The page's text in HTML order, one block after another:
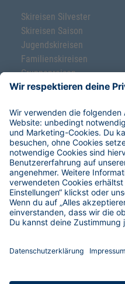
Skireisen Silvester
Skireisen Saison
Jugendskireisen
Familienskireisen
Gruppenreisen
Ski-Klassenfahrten
Service & Hilfe
Hoefer Skiverleih
Reise-Versicherungen
Restplätze